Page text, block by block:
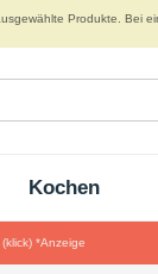
Produkte. Bei
Kochen
(klick) *Anzeige